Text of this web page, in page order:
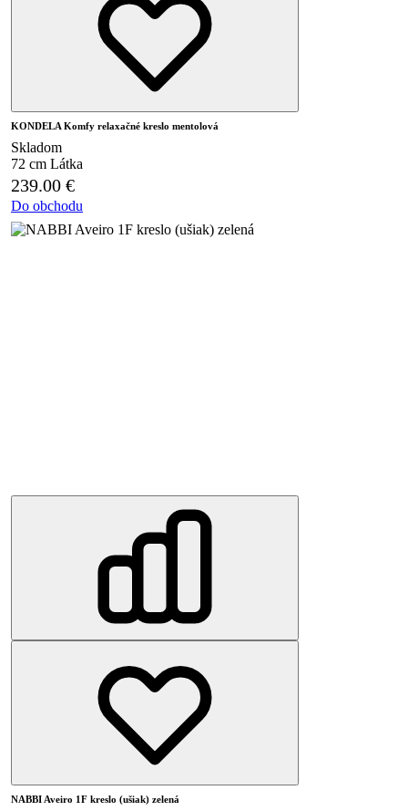
KONDELA Komfy relaxačné kreslo mentolová
Skladom
72 cm Látka
239.00 €
Do obchodu
NABBI Aveiro 1F kreslo (ušiak) zelená